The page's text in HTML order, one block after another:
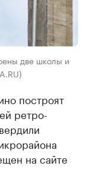
две школы и
построят
ретро-
на сайте